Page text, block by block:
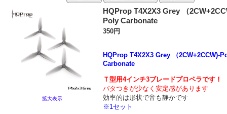
拡大表示
HQProp T4X2X3 Grey （
Poly Carbonate
350円
HQProp T4X2X3 Grey （2CW+2CCW)-
Carbonate
Ｔ型用4インチ3ブレードプロペラです！
バタつきが少なく安定感があります
効率的は形状で音も静かです
※1セット